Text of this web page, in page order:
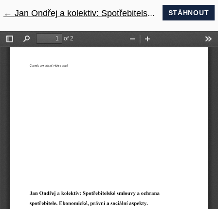
← Návrat na podrobnosti článku
Jan Ondřej a kolektiv: Spotřebitelské smlouvy a ochrana spotřebitele. Ekonomické, právní a sociální aspekty STÁHNOUT